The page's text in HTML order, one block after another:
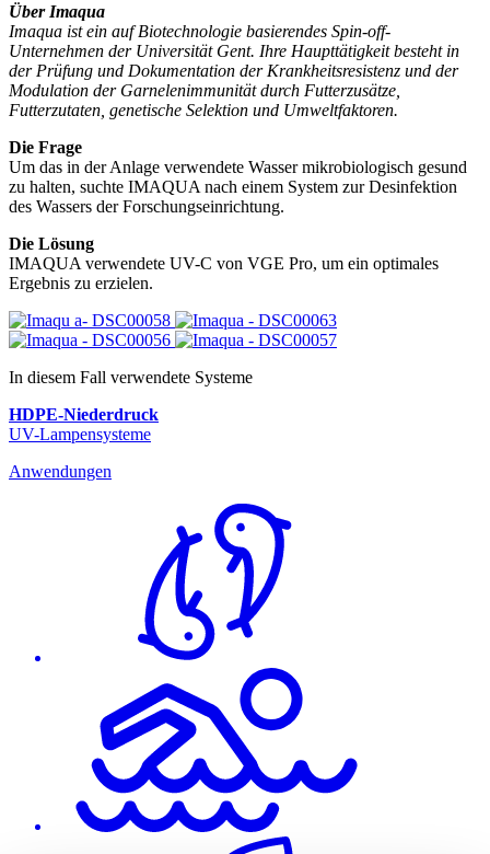
Über Imaqua
Imaqua ist ein auf Biotechnologie basierendes Spin-off-
Unternehmen der Universität Gent. Ihre Haupttätigkeit besteht in
der Prüfung und Dokumentation der Krankheitsresistenz und der
Modulation der Garnelenimmunität durch Futterzusätze,
Futterzutaten, genetische Selektion und Umweltfaktoren.
Die Frage
Um das in der Anlage verwendete Wasser mikrobiologisch gesund
zu halten, suchte IMAQUA nach einem System zur Desinfektion
des Wassers der Forschungseinrichtung.
Die Lösung
IMAQUA verwendete UV-C von VGE Pro, um ein optimales
Ergebnis zu erzielen.
In diesem Fall verwendete Systeme
HDPE-Niederdruck
UV-Lampensysteme
Anwendungen